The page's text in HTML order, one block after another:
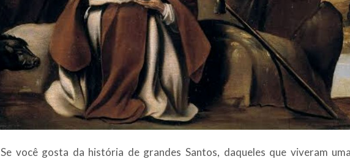
Se você gosta da história de grandes Santos, daqueles que viveram